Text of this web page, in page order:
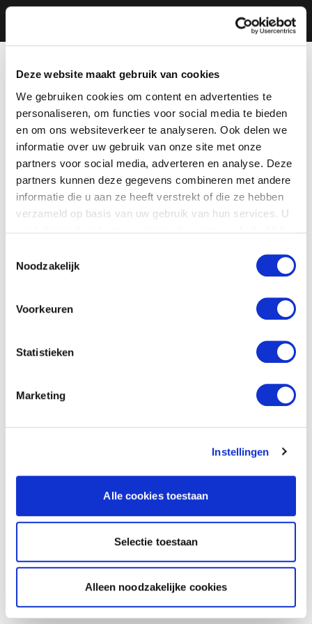
Deze website maakt gebruik van cookies
We gebruiken cookies om content en advertenties te
personaliseren, om functies voor social media te bieden
en om ons websiteverkeer te analyseren. Ook delen we
informatie over uw gebruik van onze site met onze
partners voor social media, adverteren en analyse. Deze
partners kunnen deze gegevens combineren met andere
informatie die u aan ze heeft verstrekt of die ze hebben
verzameld op basis van uw gebruik van hun services. U
Noodzakelijk
Voorkeuren
Statistieken
Marketing
Instellingen
Alle cookies toestaan
Selectie toestaan
Alleen noodzakelijke cookies